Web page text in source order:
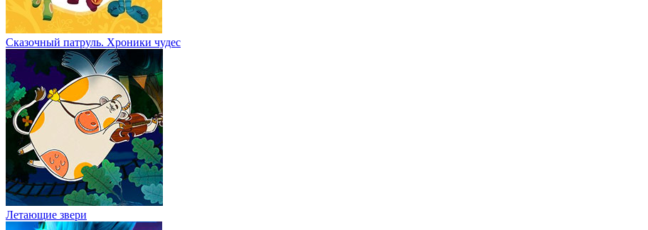
Сказочный патруль. Хроники чудес
Летающие звери